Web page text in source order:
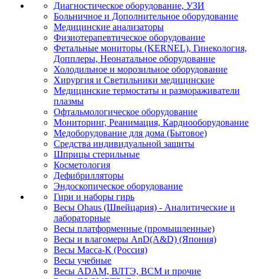
Диагностическое оборудование, УЗИ
Больничное и Дополнительное оборудование
Медицинские анализаторы
Физиотерапевтическое оборудование
Фетальные мониторы (KERNEL), Гинекология,
Допплеры, Неонатальное оборудование
Холодильное и морозильное оборудование
Хирургия и Светильники медицинские
Медицинские термостаты и размораживатели
плазмы
Офтальмологическое оборудование
Мониторинг, Реанимация, Кардиооборудование
Медоборудование для дома (Бытовое)
Средства индивидуальной защиты
Шприцы стерильные
Косметология
Дефибрилляторы
Эндоскопическое оборудование
Гири и наборы гирь
Весы Ohaus (Швейцария) - Аналитические и
лабораторные
Весы платформенные (промышленные)
Весы и влагомеры AnD(A&D) (Япония)
Весы Масса-К (Россия)
Весы учебные
Весы ADAM, ВЛТЭ, BCM и прочие